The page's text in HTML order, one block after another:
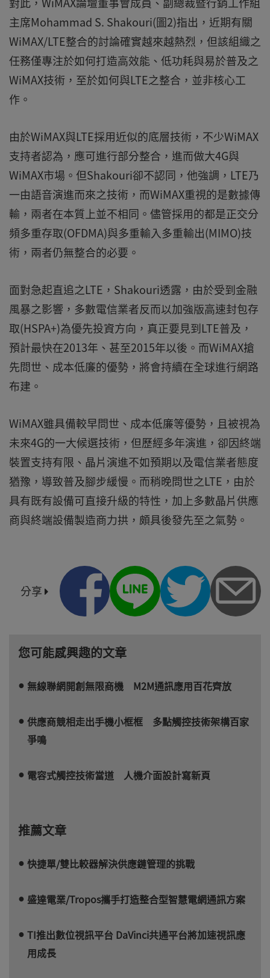
主席Mohammad S. Shakouri(圖2)指出，近期有關
WiMAX/LTE整合的討論確實越來越熱烈，但該組織之
任務僅專注於如何打造高效能、低功耗與易於普及之
WiMAX技術，至於如何與LTE之整合，並非核心工
作。
由於WiMAX與LTE採用近似的底層技術，不少WiMAX
支持者認為，應可進行部分整合，進而做大4G與
WiMAX市場。但Shakouri卻不認同，他強調，LTE乃
一由語音演進而來之技術，而WiMAX重視的是數據傳
輸，兩者在本質上並不相同。儘管採用的都是正交分
頻多重存取(OFDMA)與多重輸入多重輸出(MIMO)技
術，兩者仍無整合的必要。
面對急起直追之LTE，Shakouri透露，由於受到金融
風暴之影響，多數電信業者反而以加強版高速封包存
取(HSPA+)為優先投資方向，真正要見到LTE普及，
預計最快在2013年、甚至2015年以後。而WiMAX搶
先問世、成本低廉的優勢，將會持續在全球進行網路
布建。
WiMAX雖具備較早問世、成本低廉等優勢，且被視為
未來4G的一大候選技術，但歷經多年演進，卻因終端
裝置支持有限、晶片演進不如預期以及電信業者態度
猶豫，導致普及腳步緩慢。而稍晚問世之LTE，由於
具有既有設備可直接升級的特性，加上多數晶片供應
商與終端設備製造商力拱，頗具後發先至之氣勢。
分享
您可能感興趣的文章
無線聯網開創無限商機 M2M通訊應用百花齊放
供應商競相走出手機小框框 多點觸控技術架構百家
爭鳴
電容式觸控技術當道 人機介面設計寫新頁
推薦文章
快捷單/雙比較器解決供應鏈管理的挑戰
盛達電業/Tropos攜手打造整合型智慧電網通訊方案
TI推出數位視訊平台 DaVinci共通平台將加速視訊應
用成長